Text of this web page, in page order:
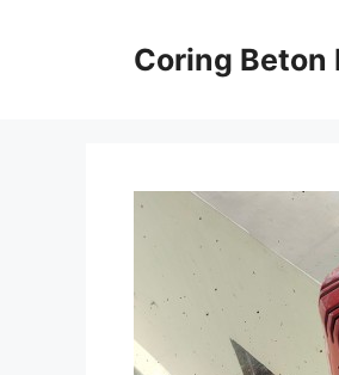
Coring Beton